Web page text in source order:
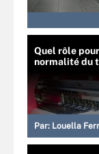
Quel rôle
normalité du
Par: Louella